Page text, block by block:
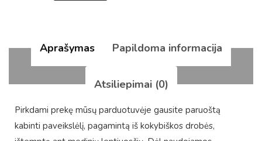
Aprašymas Papildoma informacija
Atsiliepimai (0)
Pirkdami prekę mūsų parduotuvėje gausite paruoštą
kabinti paveikslėlį, pagamintą iš kokybiškos drobės,